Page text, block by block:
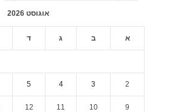
אוגוסט 2026
א ב ג ד
2
3
4
5
9
10
11
12